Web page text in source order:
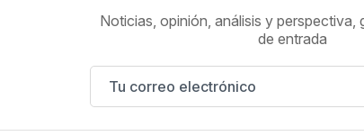
Noticias, opinión, análisis y perspectiva,
de entrada